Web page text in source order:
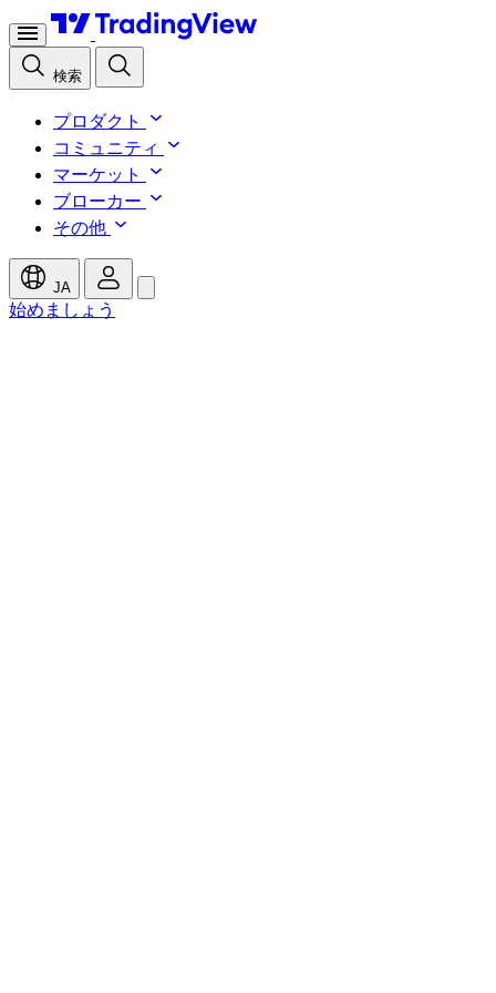
検索
プロダクト
コミュニティ
マーケット
ブローカー
その他
JA
始めましょう